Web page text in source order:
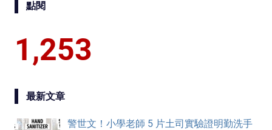
點閱
1,253
最新文章
警世文！小學老師 5 片土司實驗證明勤洗手